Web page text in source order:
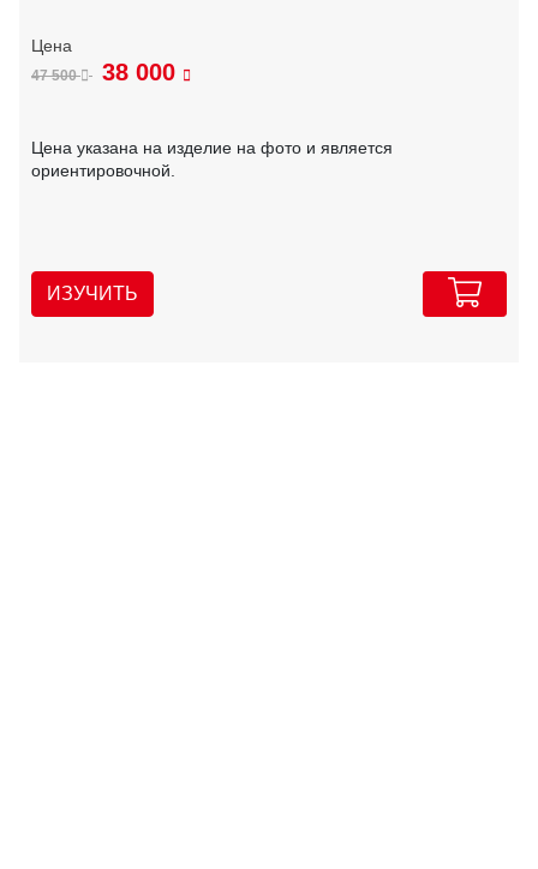
47 500 38 000
Цена указана на изделие на фото и является
ориентировочной.
ИЗУЧИТЬ